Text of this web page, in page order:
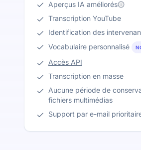
Aperçus IA améliorés
Transcription YouTube
Identification des
Vocabulaire personnalisé
Accès API
Transcription en masse
Aucune période de
fichiers multimédias
Support par e-mail